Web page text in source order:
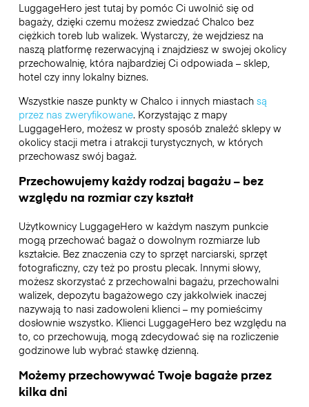
LuggageHero jest tutaj by pomóc Ci uwolnić się od
bagaży, dzięki czemu możesz zwiedzać Chalco bez
ciężkich toreb lub walizek. Wystarczy, że wejdziesz na
naszą platformę rezerwacyjną i znajdziesz w swojej okolicy
przechowalnię, która najbardziej Ci odpowiada – sklep,
hotel czy inny lokalny biznes.
Wszystkie nasze punkty w Chalco i innych miastach są
przez nas zweryfikowane. Korzystając z mapy
LuggageHero, możesz w prosty sposób znaleźć sklepy w
okolicy stacji metra i atrakcji turystycznych, w których
przechowasz swój bagaż.
Przechowujemy każdy rodzaj bagażu – bez
względu na rozmiar czy kształt
Użytkownicy LuggageHero w każdym naszym punkcie
mogą przechować bagaż o dowolnym rozmiarze lub
kształcie. Bez znaczenia czy to sprzęt narciarski, sprzęt
fotograficzny, czy też po prostu plecak. Innymi słowy,
możesz skorzystać z przechowalni bagażu, przechowalni
walizek, depozytu bagażowego czy jakkolwiek inaczej
nazywają to nasi zadowoleni klienci – my pomieścimy
dosłownie wszystko. Klienci LuggageHero bez względu na
to, co przechowują, mogą zdecydować się na rozliczenie
godzinowe lub wybrać stawkę dzienną.
Możemy przechowywać Twoje bagaże przez
kilka dni